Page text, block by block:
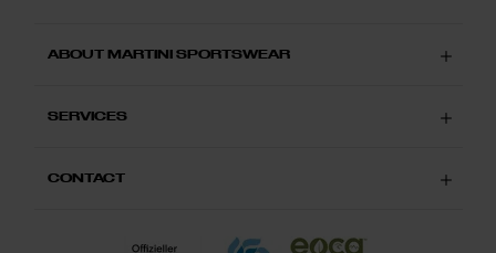
ABOUT MARTINI SPORTSWEAR
SERVICES
CONTACT